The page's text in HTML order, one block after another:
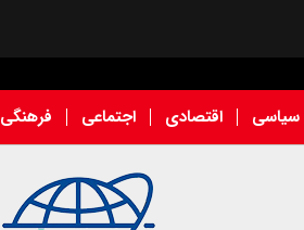
سیاسی اقتصادی اجتماعی فرهنگی